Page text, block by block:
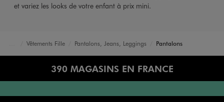
et variez les looks de votre enfant à prix mini.
Vêtements Fille Pantalons, Jeans, Leggings Pantalons
390 MAGASINS EN FRANCE